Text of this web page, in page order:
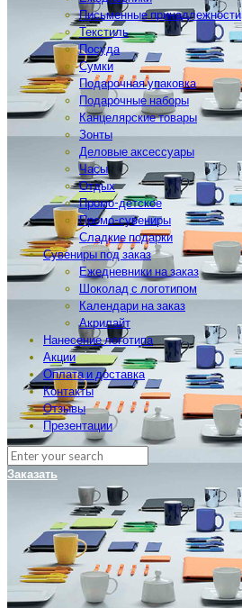
Письменные принадлежности
Текстиль
Посуда
Сумки
Подарочная упаковка
Подарочные наборы
Канцелярские товары
Зонты
Деловые аксессуары
Часы
Отдых
Промо-детское
Промо-сувениры
Сладкие подарки
Сувениры под заказ
Ежедневники на заказ
Шоколад с логотипом
Календари на заказ
Акрилайт
Нанесение логотипа
Акции
Оплата и доставка
Контакты
Отзывы
Презентации
Заказать